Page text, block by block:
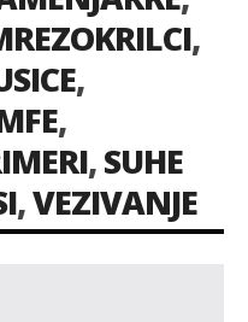
,
,
,
,SUHE
,VEZIVANJE